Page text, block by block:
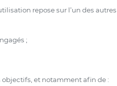
repose sur l’un des
;
objectifs, et notamment afin de :